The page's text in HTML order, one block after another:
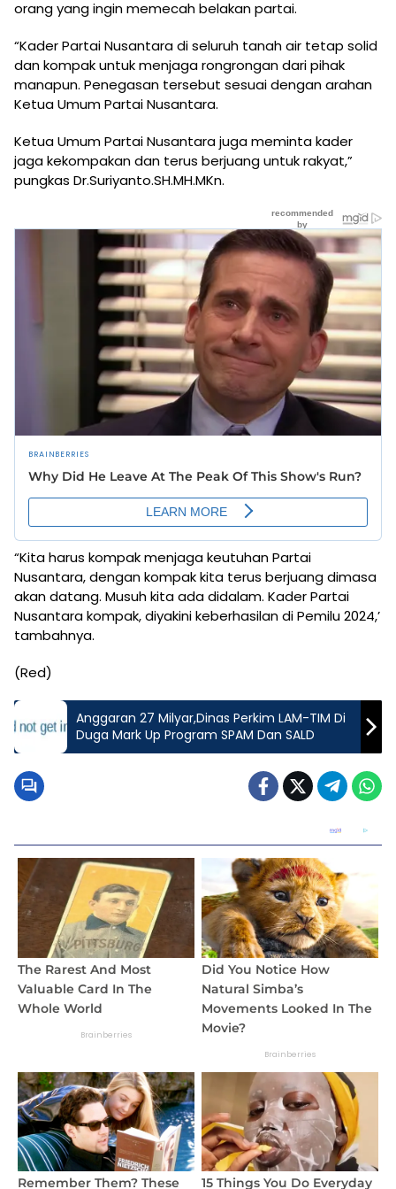
orang yang ingin memecah belakan partai.
“Kader Partai Nusantara di seluruh tanah air tetap solid
dan kompak untuk menjaga rongrongan dari pihak
manapun. Penegasan tersebut sesuai dengan arahan
Ketua Umum Partai Nusantara.
Ketua Umum Partai Nusantara juga meminta kader
jaga kekompakan dan terus berjuang untuk rakyat,”
pungkas Dr.Suriyanto.SH.MH.MKn.
“Kita harus kompak menjaga keutuhan Partai
Nusantara, dengan kompak kita terus berjuang dimasa
akan datang. Musuh kita ada didalam. Kader Partai
Nusantara kompak, diyakini keberhasilan di Pemilu 2024,’
tambahnya.
(Red)
Anggaran 27 Milyar,Dinas Perkim LAM-TIM Di
Duga Mark Up Program SPAM Dan SALD